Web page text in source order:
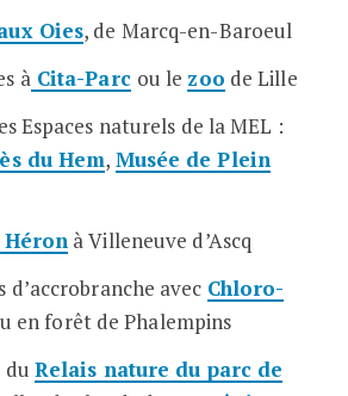
Oies, de Marcq-en-Baroeul
àCita-Parc ou le zoo de Lille
Espaces naturels de la MEL :
du Hem, Musée de Plein
à Villeneuve d’Ascq
d’accrobranche avec Chloro-
en forêt de Phalempins
du Relais nature du parc de